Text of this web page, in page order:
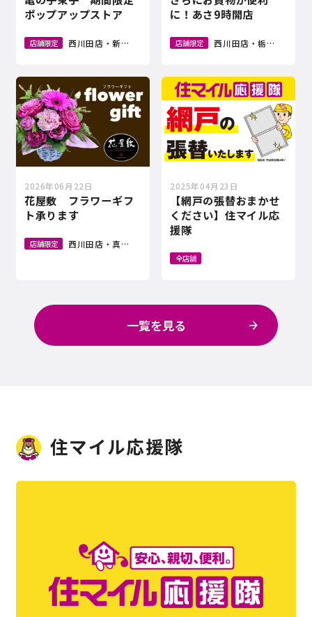
ポップアップストア
店舗限定 西川田店・新鹿沼店
に！あさ9時開店
店舗限定 西川田店・栃木店・真
2026年06月22日
花屋敷 フラワーギフ
ト承ります
店舗限定 西川田店・真岡店・小金井店・大田原南店・館林店・新鹿沼
2025年04月23日
【網戸の張替おまかせ
ください】住マイル応
援隊
全店舗
一覧を見る
住マイル応援隊